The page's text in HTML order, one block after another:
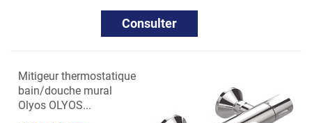
Consulter
Mitigeur thermostatique
bain/douche mural
Olyos OLYOS...